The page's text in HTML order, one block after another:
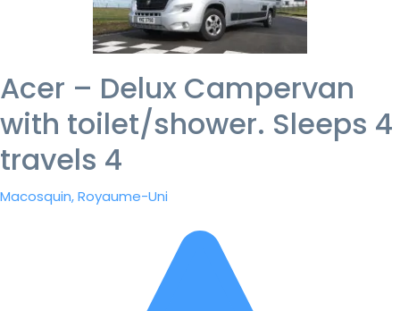
Acer – Delux Campervan
with toilet/shower. Sleeps 4
travels 4
Macosquin, Royaume-Uni